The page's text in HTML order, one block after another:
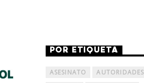
POR ETIQUETA
ASESINATO
AUTORIDADES